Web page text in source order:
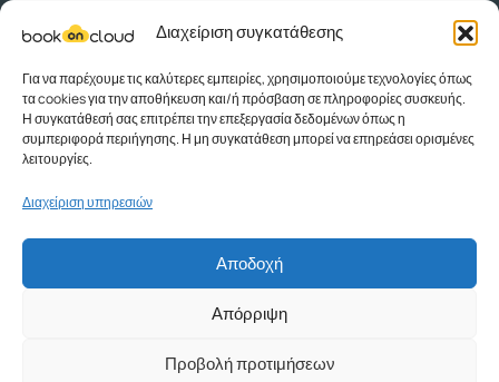
Διαχείριση συγκατάθεσης
Για να παρέχουμε τις καλύτερες εμπειρίες, χρησιμοποιούμε τεχνολογίες όπως
τα cookies για την αποθήκευση και/ή πρόσβαση σε πληροφορίες συσκευής.
Η συγκατάθεσή σας επιτρέπει την επεξεργασία δεδομένων όπως η
συμπεριφορά περιήγησης. Η μη συγκατάθεση μπορεί να επηρεάσει ορισμένες
λειτουργίες.
Διαχείριση υπηρεσιών
Αποδοχή
Απόρριψη
Προβολή προτιμήσεων
Ακολουθήστε μας
0414Ε70000123001